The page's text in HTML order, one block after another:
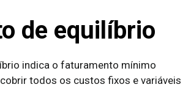
de equilíbrio
indica o faturamento mínimo
todos os custos fixos e variáveis